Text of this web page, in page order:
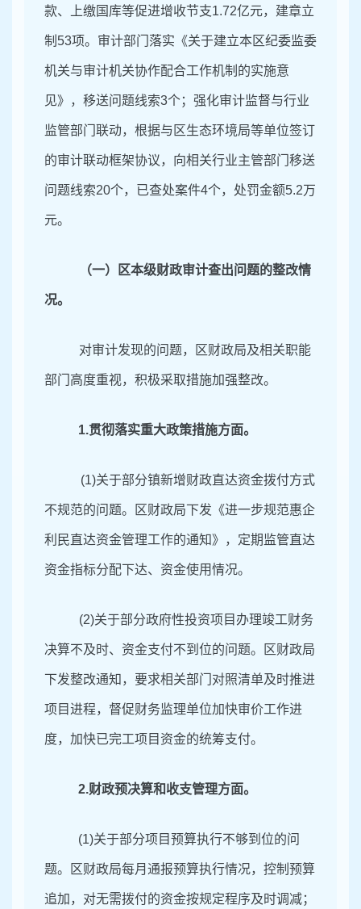
款、上缴国库等促进增收节支1.72亿元，建章立
制53项。审计部门落实《关于建立本区纪委监委
机关与审计机关协作配合工作机制的实施意
见》，移送问题线索3个；强化审计监督与行业
监管部门联动，根据与区生态环境局等单位签订
的审计联动框架协议，向相关行业主管部门移送
问题线索20个，已查处案件4个，处罚金额5.2万
元。
（一）区本级财政审计查出问题的整改情
况。
对审计发现的问题，区财政局及相关职能
部门高度重视，积极采取措施加强整改。
1.贯彻落实重大政策措施方面。
(1)关于部分镇新增财政直达资金拨付方式
不规范的问题。区财政局下发《进一步规范惠企
利民直达资金管理工作的通知》，定期监管直达
资金指标分配下达、资金使用情况。
(2)关于部分政府性投资项目办理竣工财务
决算不及时、资金支付不到位的问题。区财政局
下发整改通知，要求相关部门对照清单及时推进
项目进程，督促财务监理单位加快审价工作进
度，加快已完工项目资金的统筹支付。
2.财政预决算和收支管理方面。
(1)关于部分项目预算执行不够到位的问
题。区财政局每月通报预算执行情况，控制预算
追加，对无需拨付的资金按规定程序及时调减；